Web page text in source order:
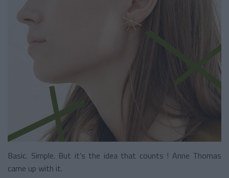
Basic. Simple. But it’s the idea that counts ! Anne Thomas
came up with it.